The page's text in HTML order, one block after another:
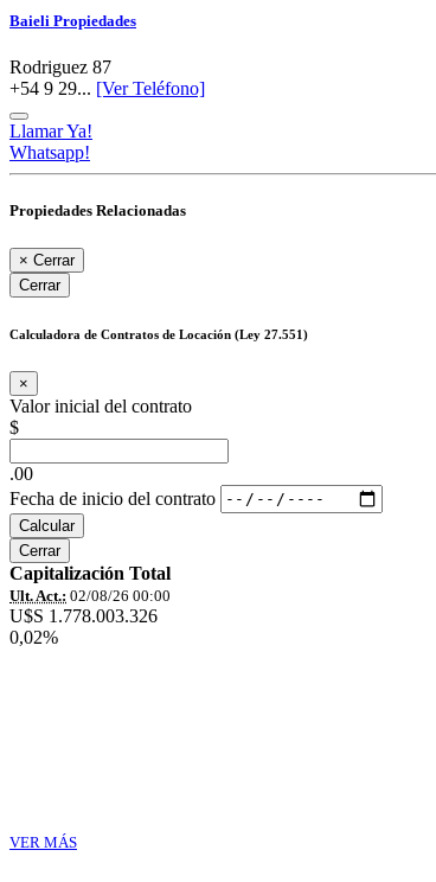
Baieli Propiedades
Rodriguez 87
+54 9 29... [Ver Teléfono]
Llamar Ya!
Whatsapp!
Propiedades Relacionadas
× Cerrar
Cerrar
Calculadora de Contratos de Locación (Ley 27.551)
×
Valor inicial del contrato
$
.00
Fecha de inicio del contrato
Calcular
Cerrar
Capitalización Total
Ult. Act.: 02/08/26 00:00
U$S 1.778.003.326
0,02%
VER MÁS